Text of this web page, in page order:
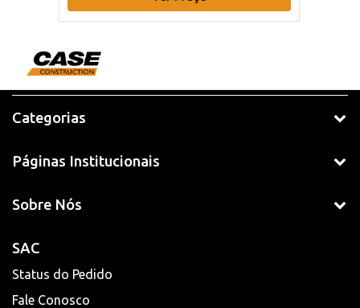
Categorias
Páginas Institucionais
Sobre Nós
SAC
Status do Pedido
Fale Conosco